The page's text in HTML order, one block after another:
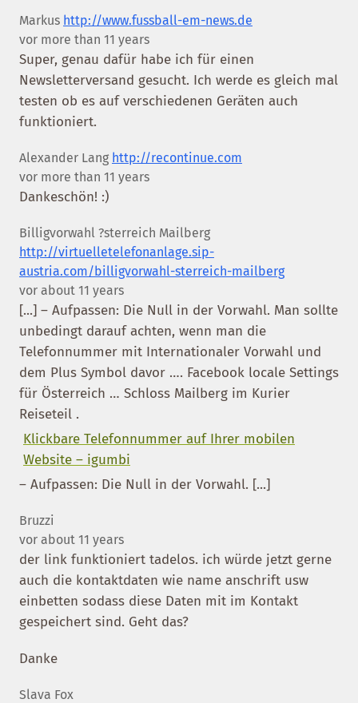
Markus http://www.fussball-em-news.de
vor more than 11 years
Super, genau dafür habe ich für einen
Newsletterversand gesucht. Ich werde es gleich mal
testen ob es auf verschiedenen Geräten auch
funktioniert.
Alexander Lang http://recontinue.com
vor more than 11 years
Dankeschön! :)
Billigvorwahl ?sterreich Mailberg
http://virtuelletelefonanlage.sip-
austria.com/billigvorwahl-sterreich-mailberg
vor about 11 years
[...] – Aufpassen: Die Null in der Vorwahl. Man sollte
unbedingt darauf achten, wenn man die
Telefonnummer mit Internationaler Vorwahl und
dem Plus Symbol davor …. Facebook locale Settings
für Österreich … Schloss Mailberg im Kurier
Reiseteil .
Klickbare Telefonnummer auf Ihrer mobilen
Website – igumbi
– Aufpassen: Die Null in der Vorwahl. [...]
Bruzzi
vor about 11 years
der link funktioniert tadelos. ich würde jetzt gerne
auch die kontaktdaten wie name anschrift usw
einbetten sodass diese Daten mit im Kontakt
gespeichert sind. Geht das?
Danke
Slava Fox